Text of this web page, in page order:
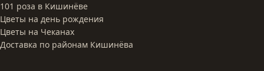
101 роза в Кишинёве
Цветы на день рождения
Цветы на Чеканах
Доставка по районам Кишинёва